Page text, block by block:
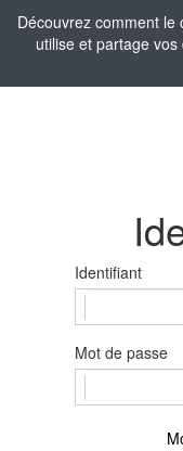
Découvrez comment le
utilise et partage vos
Identifiant
Mot de passe